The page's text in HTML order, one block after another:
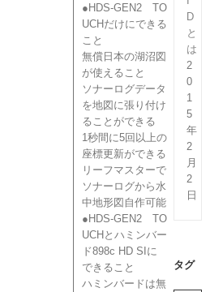
●HDS-GEN2 TO
UCHだけにできる
こと
無償日本の湖沼図
が使えること
ソナーログデータ
を地図に張り付け
ることができる
1秒間に5回以上の
座標更新ができる
リーフマスターで
ソナーログから水
中地形図自作可能
●HDS-GEN2 TO
UCHとハミンバー
ド898c HD SIに
できること
ハミンバードは無
D
と
は
2
0
1
5
年
2
月
2
日
タグ